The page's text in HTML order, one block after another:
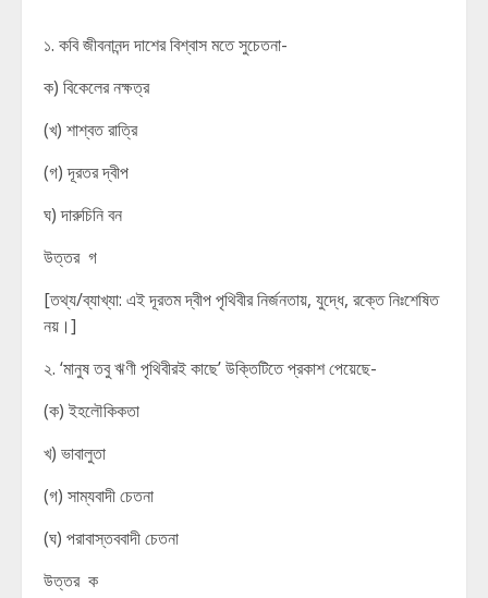
১. কবি জীবনানন্দ দাশের বিশ্বাস মতে সুচেতনা-
ক) বিকেলের নক্ষত্র
(খ) শাশ্বত রাত্রি
(গ) দূরতর দ্বীপ
ঘ) দারুচিনি বন
উত্তর গ
[তথ্য/ব্যাখ্যা: এই দূরতম দ্বীপ পৃথিবীর নির্জনতায়, যুদ্ধে, রক্তে নিঃশেষিত
নয়।]
২. ‘মানুষ তবু ঋণী পৃথিবীরই কাছে’ উক্তিটিতে প্রকাশ পেয়েছে-
(ক) ইহলৌকিকতা
খ) ভাবালুতা
(গ) সাম্যবাদী চেতনা
(ঘ) পরাবাস্তববাদী চেতনা
উত্তর ক